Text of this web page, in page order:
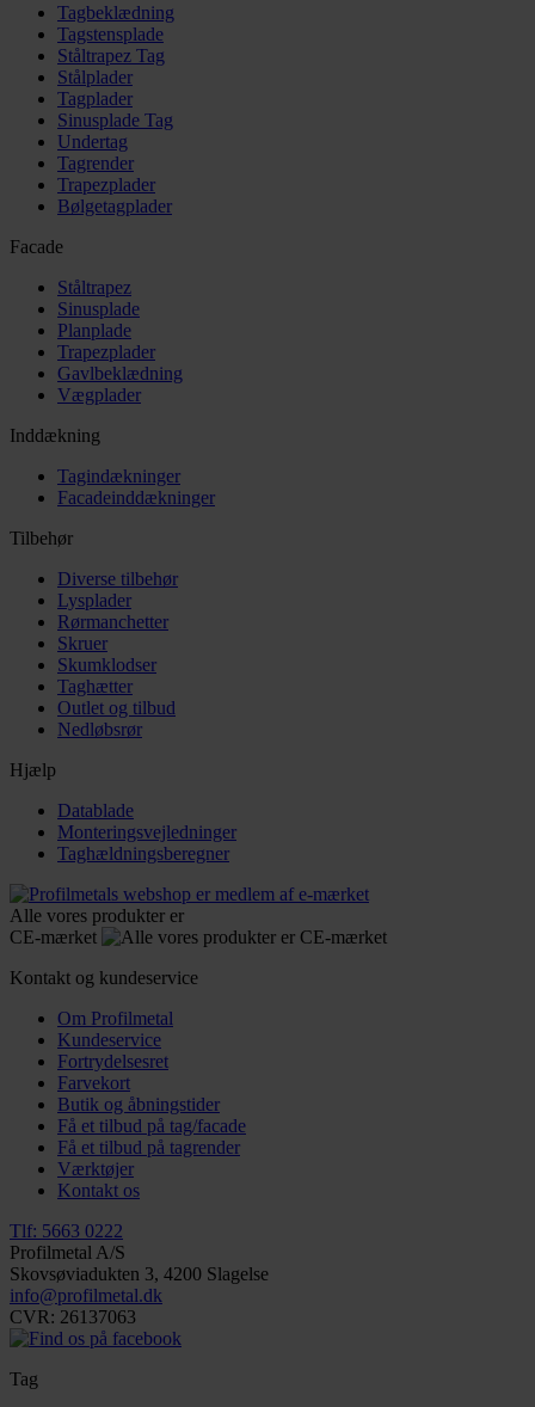
Tagbeklædning
Tagstensplade
Ståltrapez Tag
Stålplader
Tagplader
Sinusplade Tag
Undertag
Tagrender
Trapezplader
Bølgetagplader
Facade
Ståltrapez
Sinusplade
Planplade
Trapezplader
Gavlbeklædning
Vægplader
Inddækning
Tagindækninger
Facadeinddækninger
Tilbehør
Diverse tilbehør
Lysplader
Rørmanchetter
Skruer
Skumklodser
Taghætter
Outlet og tilbud
Nedløbsrør
Hjælp
Datablade
Monteringsvejledninger
Taghældningsberegner
Alle vores produkter er
CE-mærket
Kontakt og kundeservice
Om Profilmetal
Kundeservice
Fortrydelsesret
Farvekort
Butik og åbningstider
Få et tilbud på tag/facade
Få et tilbud på tagrender
Værktøjer
Kontakt os
Tlf: 5663 0222
Profilmetal A/S
Skovsøviadukten 3, 4200 Slagelse
info@profilmetal.dk
CVR: 26137063
Tag